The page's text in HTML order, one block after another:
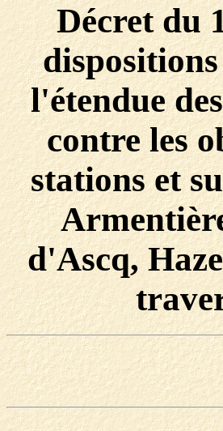
Décret du
l'étendue
contre les
stations et
d'Ascq,